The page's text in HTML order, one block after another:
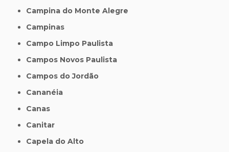
Campina do Monte Alegre
Campinas
Campo Limpo Paulista
Campos Novos Paulista
Campos do Jordão
Cananéia
Canas
Canitar
Capela do Alto